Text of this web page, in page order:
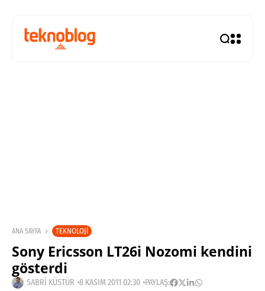
ANA SAYFA TEKNOLOJI
Sony Ericsson LT26i Nozomi kendini
gösterdi
SABRI KÜSTÜR 8 KASIM 2011 02:30 PAYLAŞ: